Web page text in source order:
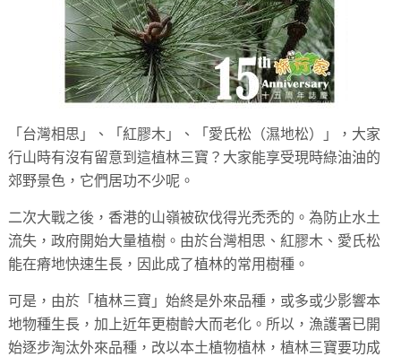
「台灣相思」、「紅膠木」、「愛氏松（濕地松）」，大家
行山時有沒有留意到這植林三寶？大家能享受現時綠油油的
郊野景色，它們居功不少呢。
二次大戰之後，香港的山嶺被砍伐得光禿禿的。為防止水土
流失，政府開始大量植樹。由於台灣相思、紅膠木、愛氏松
能在瘠地快速生長，因此成了植林的常用樹種。
可是，由於「植林三寶」始終是外來品種，或多或少影響本
地物種生長，加上近年更樹齡大而老化。所以，漁護署已開
始逐步淘汰外來品種，改以本土植物植林，植林三寶要功成